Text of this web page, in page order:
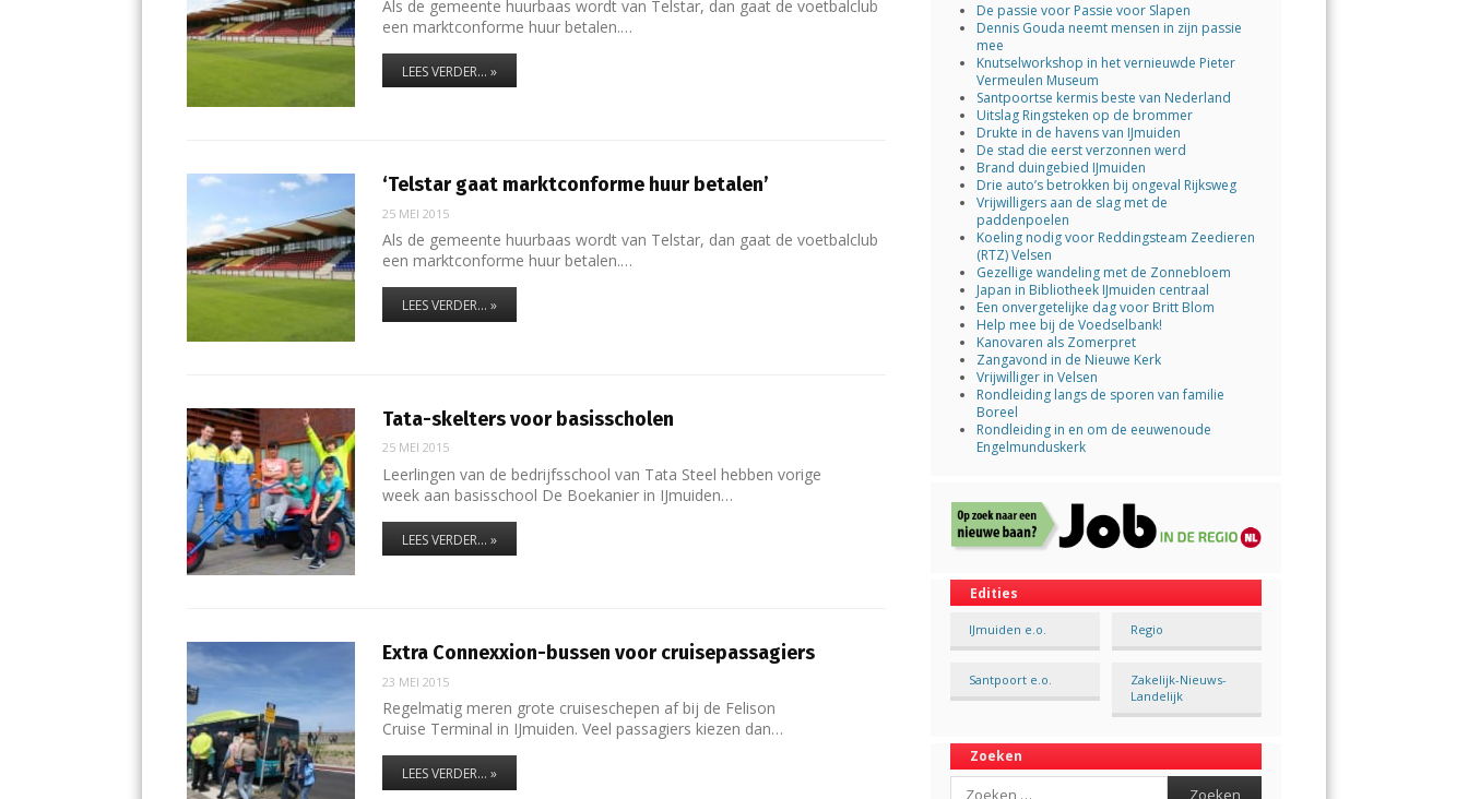
Als de gemeente huurbaas wordt van Telstar, dan gaat de voetbalclub
een marktconforme huur betalen.…
LEES VERDER... »
‘Telstar gaat marktconforme huur betalen’
25 MEI 2015
Als de gemeente huurbaas wordt van Telstar, dan gaat de voetbalclub
een marktconforme huur betalen.…
LEES VERDER... »
Tata-skelters voor basisscholen
25 MEI 2015
Leerlingen van de bedrijfsschool van Tata Steel hebben vorige
week aan basisschool De Boekanier in IJmuiden…
LEES VERDER... »
Extra Connexxion-bussen voor cruisepassagiers
23 MEI 2015
Regelmatig meren grote cruiseschepen af bij de Felison
Cruise Terminal in IJmuiden. Veel passagiers kiezen dan…
LEES VERDER... »
De passie voor Passie voor Slapen
Dennis Gouda neemt mensen in zijn passie
mee
Knutselworkshop in het vernieuwde Pieter
Vermeulen Museum
Santpoortse kermis beste van Nederland
Uitslag Ringsteken op de brommer
Drukte in de havens van IJmuiden
De stad die eerst verzonnen werd
Brand duingebied IJmuiden
Drie auto’s betrokken bij ongeval Rijksweg
Vrijwilligers aan de slag met de
paddenpoelen
Koeling nodig voor Reddingsteam Zeedieren
(RTZ) Velsen
Gezellige wandeling met de Zonnebloem
Japan in Bibliotheek IJmuiden centraal
Een onvergetelijke dag voor Britt Blom
Help mee bij de Voedselbank!
Kanovaren als Zomerpret
Zangavond in de Nieuwe Kerk
Vrijwilliger in Velsen
Rondleiding langs de sporen van familie
Boreel
Rondleiding in en om de eeuwenoude
Engelmunduskerk
Edities
IJmuiden e.o. Regio
Santpoort e.o.
Zakelijk-Nieuws-
Landelijk
Zoeken
Search